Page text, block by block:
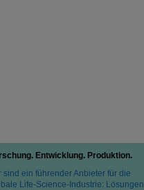
Entwicklung. Produktion.
sind ein führender Anbieter für die
Life-Science-Industrie: Lösungen